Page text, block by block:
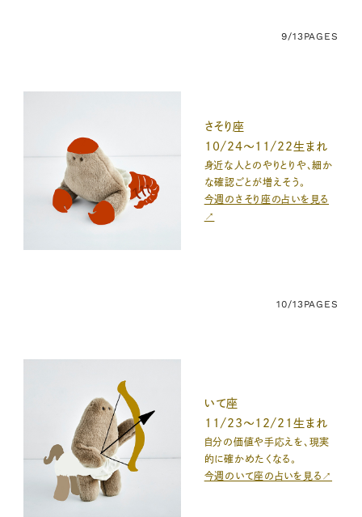
9/13PAGES
さそり座
10/24〜11/22生まれ
身近な人とのやりとりや、細か
な確認ごとが増えそう。
今週のさそり座の占いを見る
↗
10/13PAGES
いて座
11/23～12/21生まれ
自分の価値や手応えを、現実
的に確かめたくなる。
今週のいて座の占いを見る↗